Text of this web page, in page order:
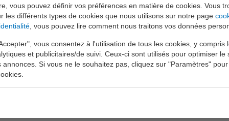
vous pouvez définir vos préférences en matière de cookies. Vous
les différents types de cookies que nous utilisons sur notre page
, vous pouvez lire comment nous traitons vos données
vous consentez à l'utilisation de tous les cookies, y compris
et publicitaires/de suivi. Ceux-ci sont utilisés pour optimiser le
annonces. Si vous ne le souhaitez pas, cliquez sur "Paramètres"
vos coordonnées de votre entreprise et de les afficher
une signature numérique peut être ajouté. Toutes les
les données clients et locatisation, remarques
facilement partager le rapport de mesure par e-mail,
norme NBN EN 50379 partie 2. Cette certification implique
la maintenance et au réglage des brûleurs et appareils de